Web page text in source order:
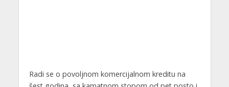
Radi se o povoljnom komercijalnom kreditu na